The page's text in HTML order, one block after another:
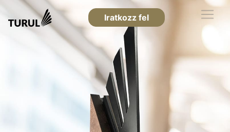
Iratkozz fel